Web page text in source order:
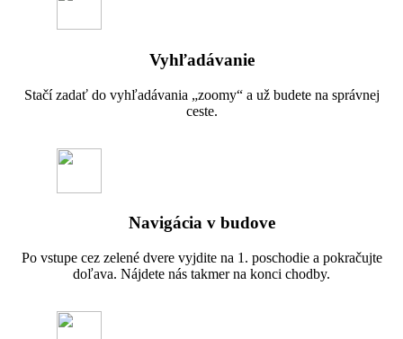
Vyhľadávanie
Stačí zadať do vyhľadávania „zoomy“ a už budete na správnej
ceste.
Navigácia v budove
Po vstupe cez zelené dvere vyjdite na 1. poschodie a pokračujte
doľava. Nájdete nás takmer na konci chodby.